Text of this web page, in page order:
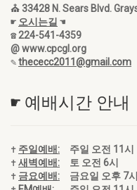
⛪ 33428 N. Sears Blvd.
☛ 오시는길 ☚
☎ 224-541-4359
@ www.cpcgl.org
✎thececc2011@gmail.com
☛ 예배시간 안내
✝ 주일예배:
주일 오전 11시
✝새벽예배:
토 오전 6시
✝ 금요예배:
금요일 오후 7